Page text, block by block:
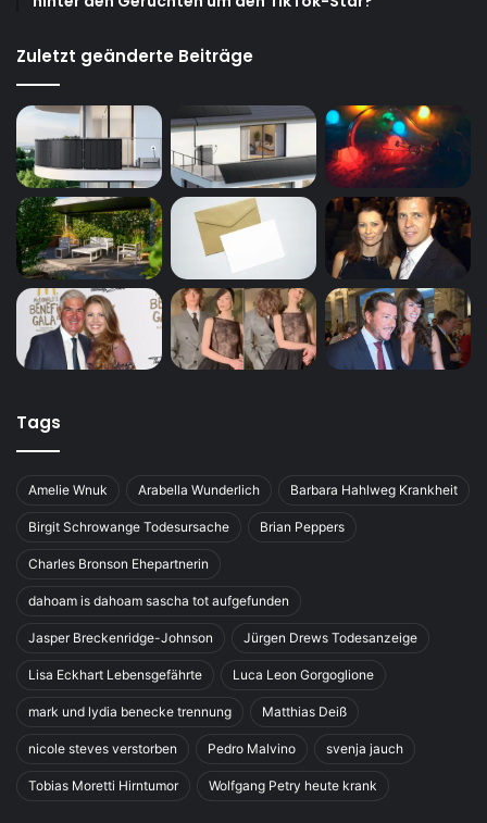
Zuletzt geänderte Beiträge
Tags
Amelie Wnuk Arabella Wunderlich Barbara Hahlweg Krankheit
Birgit Schrowange Todesursache Brian Peppers
Charles Bronson Ehepartnerin
dahoam is dahoam sascha tot aufgefunden
Jasper Breckenridge-Johnson Jürgen Drews Todesanzeige
Lisa Eckhart Lebensgefährte Luca Leon Gorgoglione
mark und lydia benecke trennung Matthias Deiß
nicole steves verstorben Pedro Malvino svenja jauch
Tobias Moretti Hirntumor Wolfgang Petry heute krank